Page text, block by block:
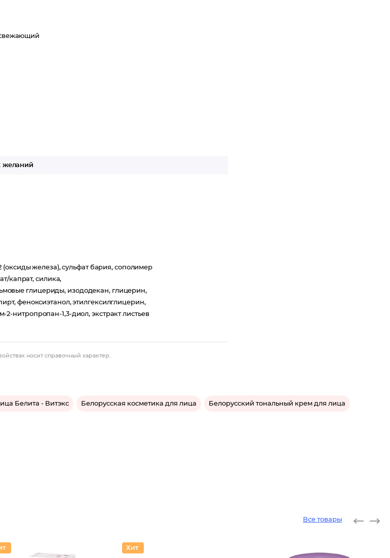
желаний
(оксиды железа), сульфат бария, сополимер
капрат, силика,
глицериды, изододекан, глицерин,
феноксиэтанол, этилгексилглицерин,
нитропропан-1,3-диол, экстракт листьев
носит справочный характер.
Белита - Витэкс Белорусская косметика для лица Белорусский тональный крем для лица
Все товары